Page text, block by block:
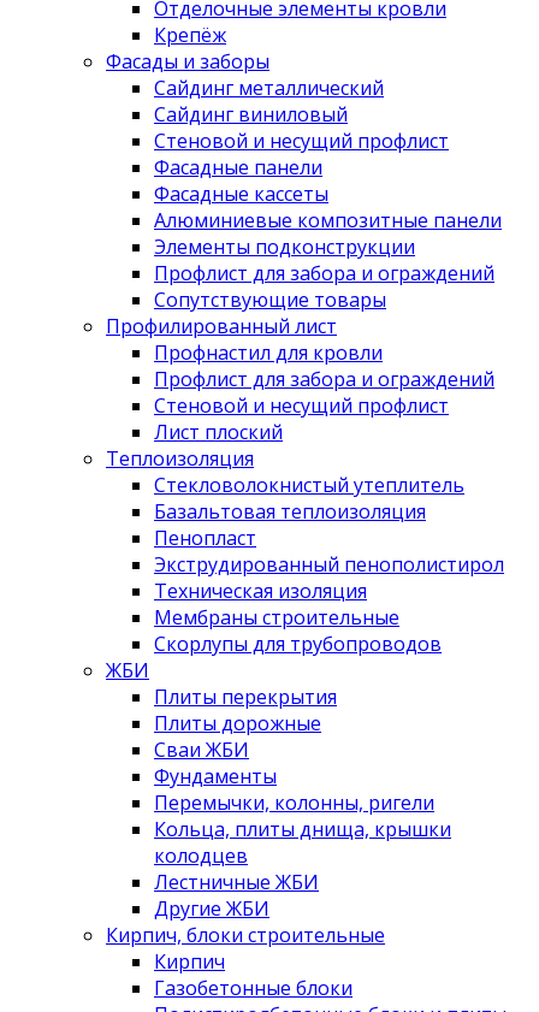
Отделочные элементы кровли
Крепёж
Фасады и заборы
Сайдинг металлический
Сайдинг виниловый
Стеновой и несущий профлист
Фасадные панели
Фасадные кассеты
Алюминиевые композитные панели
Элементы подконструкции
Профлист для забора и ограждений
Сопутствующие товары
Профилированный лист
Профнастил для кровли
Профлист для забора и ограждений
Стеновой и несущий профлист
Лист плоский
Теплоизоляция
Стекловолокнистый утеплитель
Базальтовая теплоизоляция
Пенопласт
Экструдированный пенополистирол
Техническая изоляция
Мембраны строительные
Скорлупы для трубопроводов
ЖБИ
Плиты перекрытия
Плиты дорожные
Сваи ЖБИ
Фундаменты
Перемычки, колонны, ригели
Кольца, плиты днища, крышки
колодцев
Лестничные ЖБИ
Другие ЖБИ
Кирпич, блоки строительные
Кирпич
Газобетонные блоки